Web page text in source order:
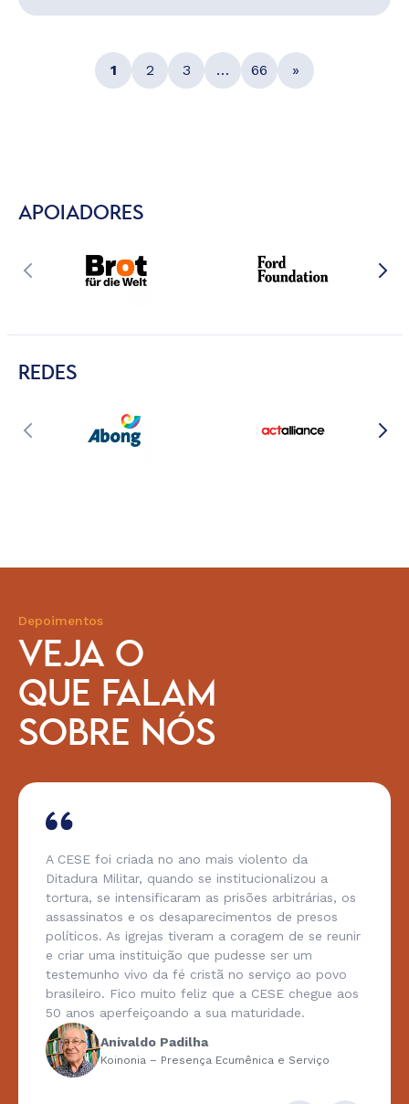
1 2 3 … 66 »
APOIADORES
REDES
Depoimentos
VEJA O
QUE FALAM
SOBRE NÓS
A CESE foi criada no ano mais violento da
Ditadura Militar, quando se institucionalizou a
tortura, se intensificaram as prisões arbitrárias, os
assassinatos e os desaparecimentos de presos
políticos. As igrejas tiveram a coragem de se reunir
e criar uma instituição que pudesse ser um
testemunho vivo da fé cristã no serviço ao povo
brasileiro. Fico muito feliz que a CESE chegue aos
50 anos aperfeiçoando a sua maturidade.
Anivaldo Padilha
Koinonia – Presença Ecumênica e Serviço